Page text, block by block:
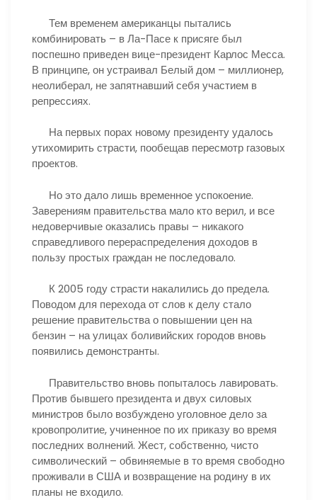
Тем временем американцы пытались
комбинировать – в Ла-Пасе к присяге был
поспешно приведен вице-президент Карлос Месса.
В принципе, он устраивал Белый дом – миллионер,
неолиберал, не запятнавший себя участием в
репрессиях.
На первых порах новому президенту удалось
утихомирить страсти, пообещав пересмотр газовых
проектов.
Но это дало лишь временное успокоение.
Заверениям правительства мало кто верил, и все
недоверчивые оказались правы – никакого
справедливого перераспределения доходов в
пользу простых граждан не последовало.
К 2005 году страсти накалились до предела.
Поводом для перехода от слов к делу стало
решение правительства о повышении цен на
бензин – на улицах боливийских городов вновь
появились демонстранты.
Правительство вновь попыталось лавировать.
Против бывшего президента и двух силовых
министров было возбуждено уголовное дело за
кровопролитие, учиненное по их приказу во время
последних волнений. Жест, собственно, чисто
символический – обвиняемые в то время свободно
проживали в США и возвращение на родину в их
планы не входило.